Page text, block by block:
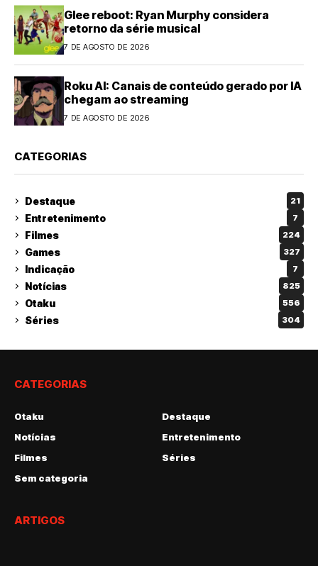
Glee reboot: Ryan Murphy considera
retorno da série musical
7 DE AGOSTO DE 2026
Roku AI: Canais de conteúdo gerado por IA
chegam ao streaming
7 DE AGOSTO DE 2026
CATEGORIAS
Destaque 21
Entretenimento 7
Filmes 224
Games 327
Indicação 7
Notícias 825
Otaku 556
Séries 304
CATEGORIAS
Otaku
Destaque
Notícias
Entretenimento
Filmes
Séries
Sem categoria
ARTIGOS